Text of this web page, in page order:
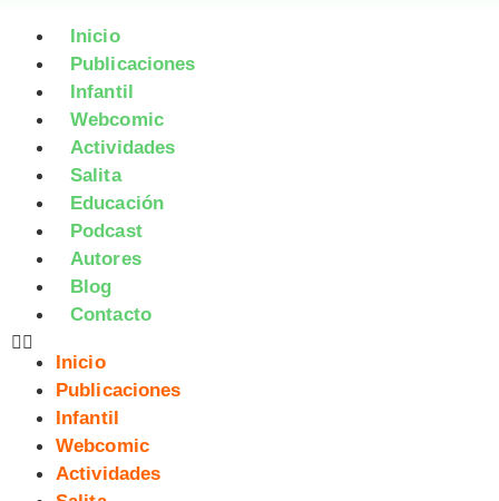
Inicio
Publicaciones
Infantil
Webcomic
Actividades
Salita
Educación
Podcast
Autores
Blog
Contacto
Inicio
Publicaciones
Infantil
Webcomic
Actividades